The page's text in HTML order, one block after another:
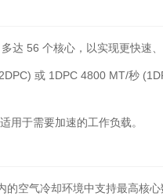
达 56 个核心，以实现更快速、
或 1DPC 4800 MT/秒
用于需要加速的工作负载。
空气冷却环境中支持最高核心